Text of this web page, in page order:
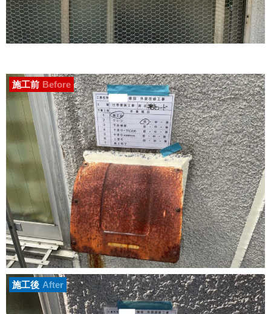
施工前 Before
施工後 After